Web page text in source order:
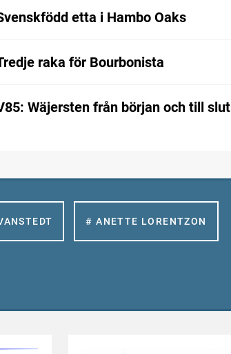
etta i Hambo Oaks
raka för Bourbonista
Wäjersten från början och till slut
# ANETTE LORENTZON